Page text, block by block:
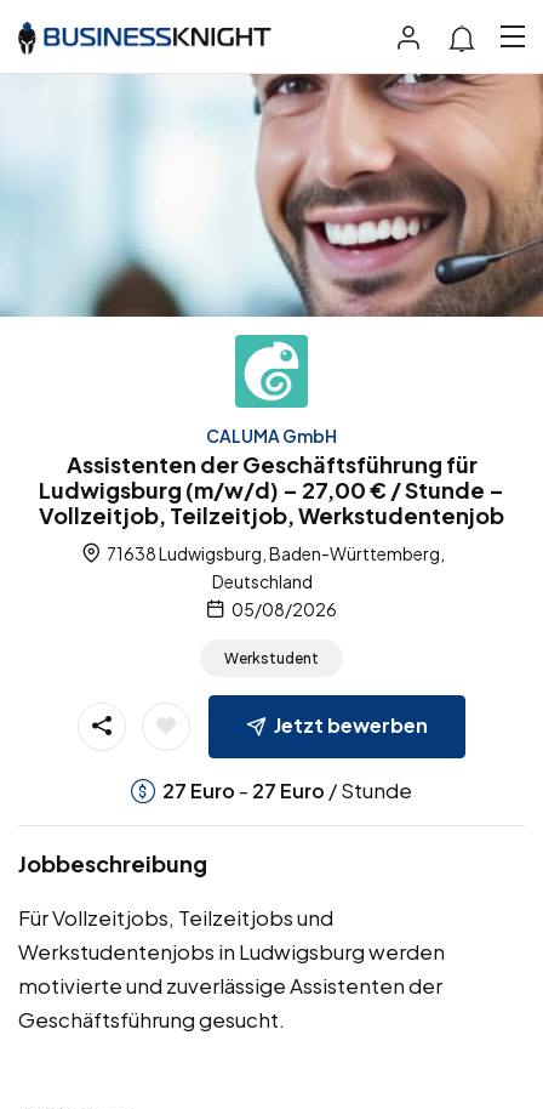
CALUMA GmbH
Assistenten der Geschäftsführung für
Ludwigsburg (m/w/d) – 27,00 € / Stunde –
Vollzeitjob, Teilzeitjob, Werkstudentenjob
71638 Ludwigsburg, Baden-Württemberg,
Deutschland
05/08/2026
Werkstudent
Jetzt bewerben
27 Euro - 27 Euro / Stunde
Jobbeschreibung
Für Vollzeitjobs, Teilzeitjobs und
Werkstudentenjobs in Ludwigsburg werden
motivierte und zuverlässige Assistenten der
Geschäftsführung gesucht.